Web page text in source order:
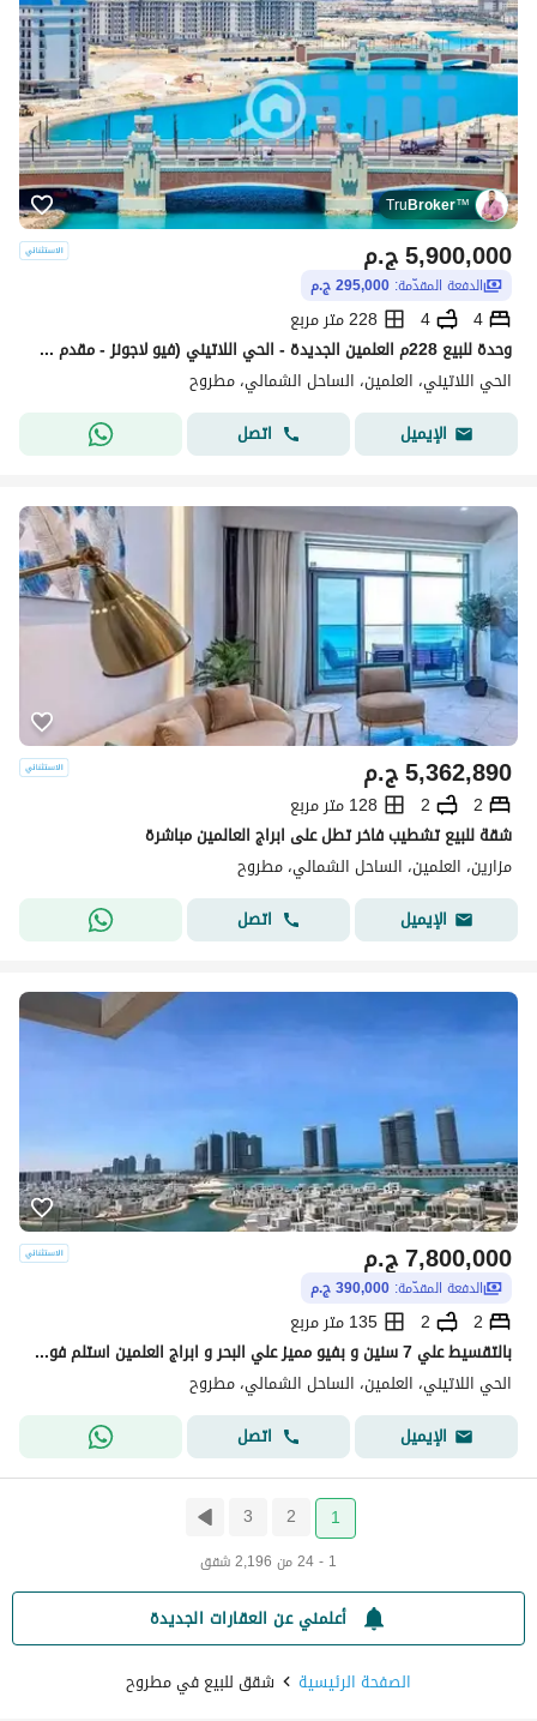
TruBroker™
ج.م5,900,000
الدفعة المقدّمة: 295,000 ج.م
4
4
228 متر مربع
وحدة للبيع 228م العلمين الجديدة - الحي اللاتيني (فيو لاجونز - مقدم 295,000 ج - إستلام فوري)
الحي اللاتيني، العلمين، الساحل الشمالي، مطروح
الإيميل
اتصل
ج.م5,362,890
2
2
128 متر مربع
شقة للبيع تشطيب فاخر تطل على ابراج العالمين مباشرة
مزارين، العلمين، الساحل الشمالي، مطروح
الإيميل
اتصل
ج.م7,800,000
الدفعة المقدّمة: 390,000 ج.م
2
2
135 متر مربع
بالتقسيط علي 7 سنين و بفيو مميز علي البحر و ابراج العلمين استلم فوري اخر شقه بحري متشطبه للبيع في الحي اللاتيني العلمين الجديده The Lain District
الحي اللاتيني، العلمين، الساحل الشمالي، مطروح
الإيميل
اتصل
1
2
3
1 - 24 من 2,196 شقق
أعلمني عن العقارات الجديدة
الصفحة الرئيسية
شقق للبيع في مطروح